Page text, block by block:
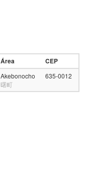
Área CEP
Akebonocho
曙町
635-0012